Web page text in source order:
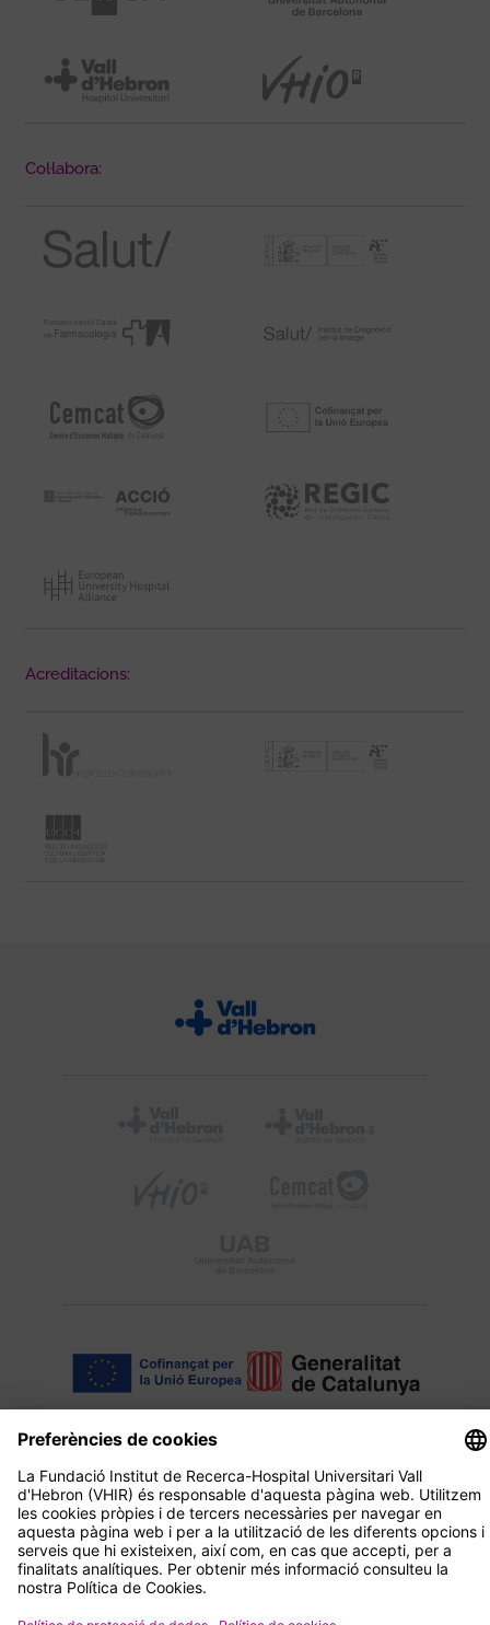
Col·labora:
Acreditacions: